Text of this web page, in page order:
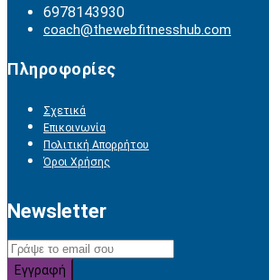
6978143930
coach@thewebfitnesshub.com
Πληροφορίες
Σχετικά
Επικοινωνία
Πολιτική Απορρήτου
Όροι Χρήσης
Newsletter
Εγγραφή